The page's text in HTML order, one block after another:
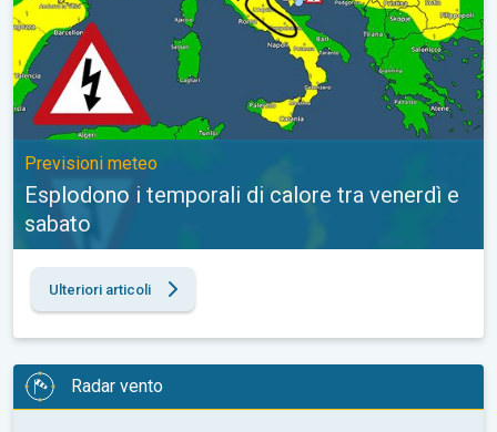
Previsioni meteo
Esplodono i temporali di calore tra venerdì e
sabato
Ulteriori articoli
Radar vento